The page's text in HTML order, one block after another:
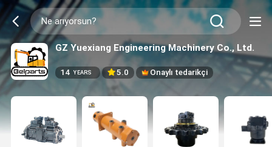
GZ Yuexiang Engineering Machinery Co., Ltd.
14 YEARS 5.0 Onaylı tedarikçi